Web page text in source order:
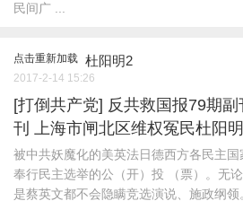
民间广 ...
点击重新加载 杜阳明2
2017-2-14 15:26
[打倒共产党] 反共救国报79期
刊 上海市闸北区维权冤民杜阳
被中共妖魔化的美英法日德西方各民主国
奉行民主选举的公（开）投 （票）。无
是蔡英文都不会隐瞒竞选演说、施政纲